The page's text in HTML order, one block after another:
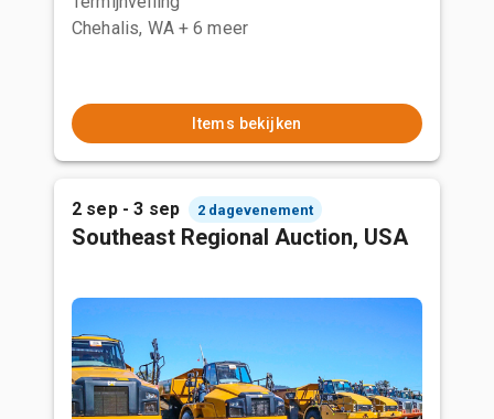
Chehalis, WA + 6 meer
Items bekijken
2 sep - 3 sep 2 dagevenement
Southeast Regional Auction, USA